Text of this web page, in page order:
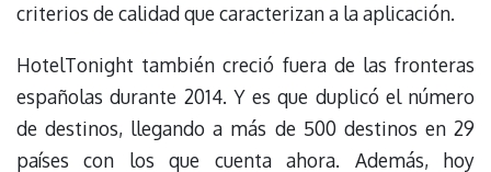
criterios de calidad que caracterizan a la aplicación.
HotelTonight también creció fuera de las fronteras
españolas durante 2014. Y es que duplicó el número
de destinos, llegando a más de 500 destinos en 29
países con los que cuenta ahora. Además, hoy